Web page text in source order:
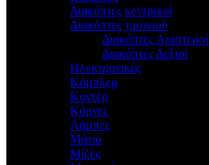
Διακόπτες κεντρικοί
Διακόπτες τιμονιού
Διακόπτες Αριστεροί
Διακόπτες Δεξιοί
Ηλεκτρονικές
Κόμπλερ
Κοντέρ
Κόρνες
Λάμπες
Μάτια
Μίζες